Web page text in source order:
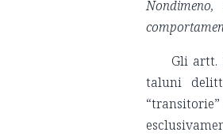
Gli artt.
taluni